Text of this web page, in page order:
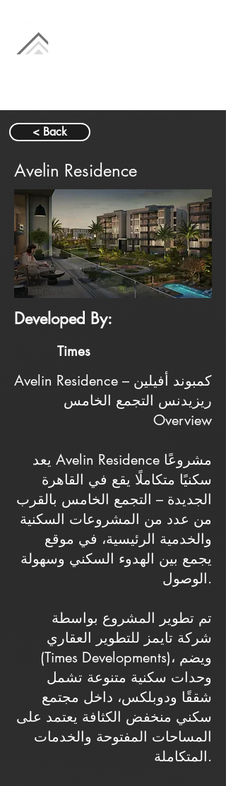
< Back
Avelin Residence
Developed By:
Times
Avelin Residence – كمبوند أفيلين
ريزيدنس التجمع الخامس
Overview
يعد Avelin Residence مشروعًا
سكنيًا متكاملًا يقع في القاهرة
الجديدة – التجمع الخامس بالقرب
من عدد من المشروعات السكنية
والخدمية الرئيسية، في موقع
يجمع بين الهدوء السكني وسهولة
الوصول.
تم تطوير المشروع بواسطة
شركة تايمز للتطوير العقاري
(Times Developments)، ويضم
وحدات سكنية متنوعة تشمل
شققًا ودوبلكس، داخل مجتمع
سكني منخفض الكثافة يعتمد على
المساحات المفتوحة والخدمات
المتكاملة.